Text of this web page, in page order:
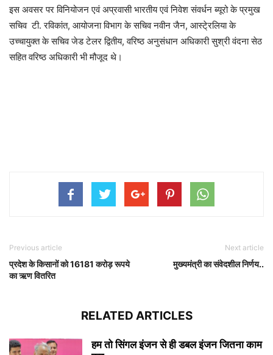
इस अवसर पर विनियोजन एवं अप्रवासी भारतीय एवं निवेश संवर्धन ब्यूरो के प्रमुख
सचिव टी. रविकांत, आयोजना विभाग के सचिव नवीन जैन, आस्टे्रलिया के
उच्चायुक्त के सचिव जेड टेलर द्वितीय, वरिष्ठ अनुसंधान अधिकारी सुश्री वंदना सेठ
सहित वरिष्ठ अधिकारी भी मौजूद थे।
Previous article
प्रदेश के किसानों को 16181 करोड़ रूपये
का ऋण वितरित
Next article
मुख्यमंत्री का संवेदशील निर्णय..
RELATED ARTICLES
हम तो सिंगल इंजन से ही डबल इंजन जितना काम